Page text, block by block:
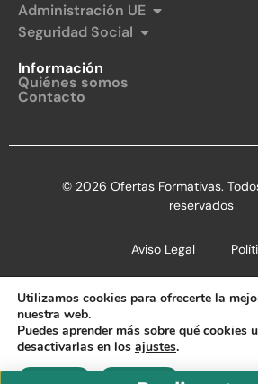
Administración UE
Seguridad Social
Información
Quiénes somos
Contacto
© 2026 Ofertas Formativas.
reservados
Aviso Legal
Utilizamos cookies para ofrecerte la
nuestra web.
Puedes aprender más sobre qué cookies
desactivarlas en los ajustes.
Rechazar